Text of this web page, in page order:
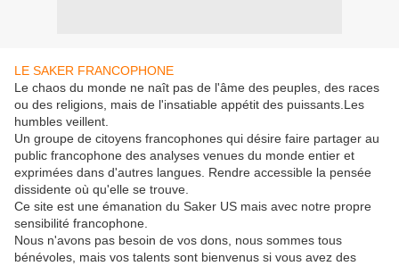
LE SAKER FRANCOPHONE
Le chaos du monde ne naît pas de l'âme des peuples, des races
ou des religions, mais de l'insatiable appétit des puissants.Les
humbles veillent.
Un groupe de citoyens francophones qui désire faire partager au
public francophone des analyses venues du monde entier et
exprimées dans d'autres langues. Rendre accessible la pensée
dissidente où qu'elle se trouve.
Ce site est une émanation du Saker US mais avec notre propre
sensibilité francophone.
Nous n'avons pas besoin de vos dons, nous sommes tous
bénévoles, mais vos talents sont bienvenus si vous avez des